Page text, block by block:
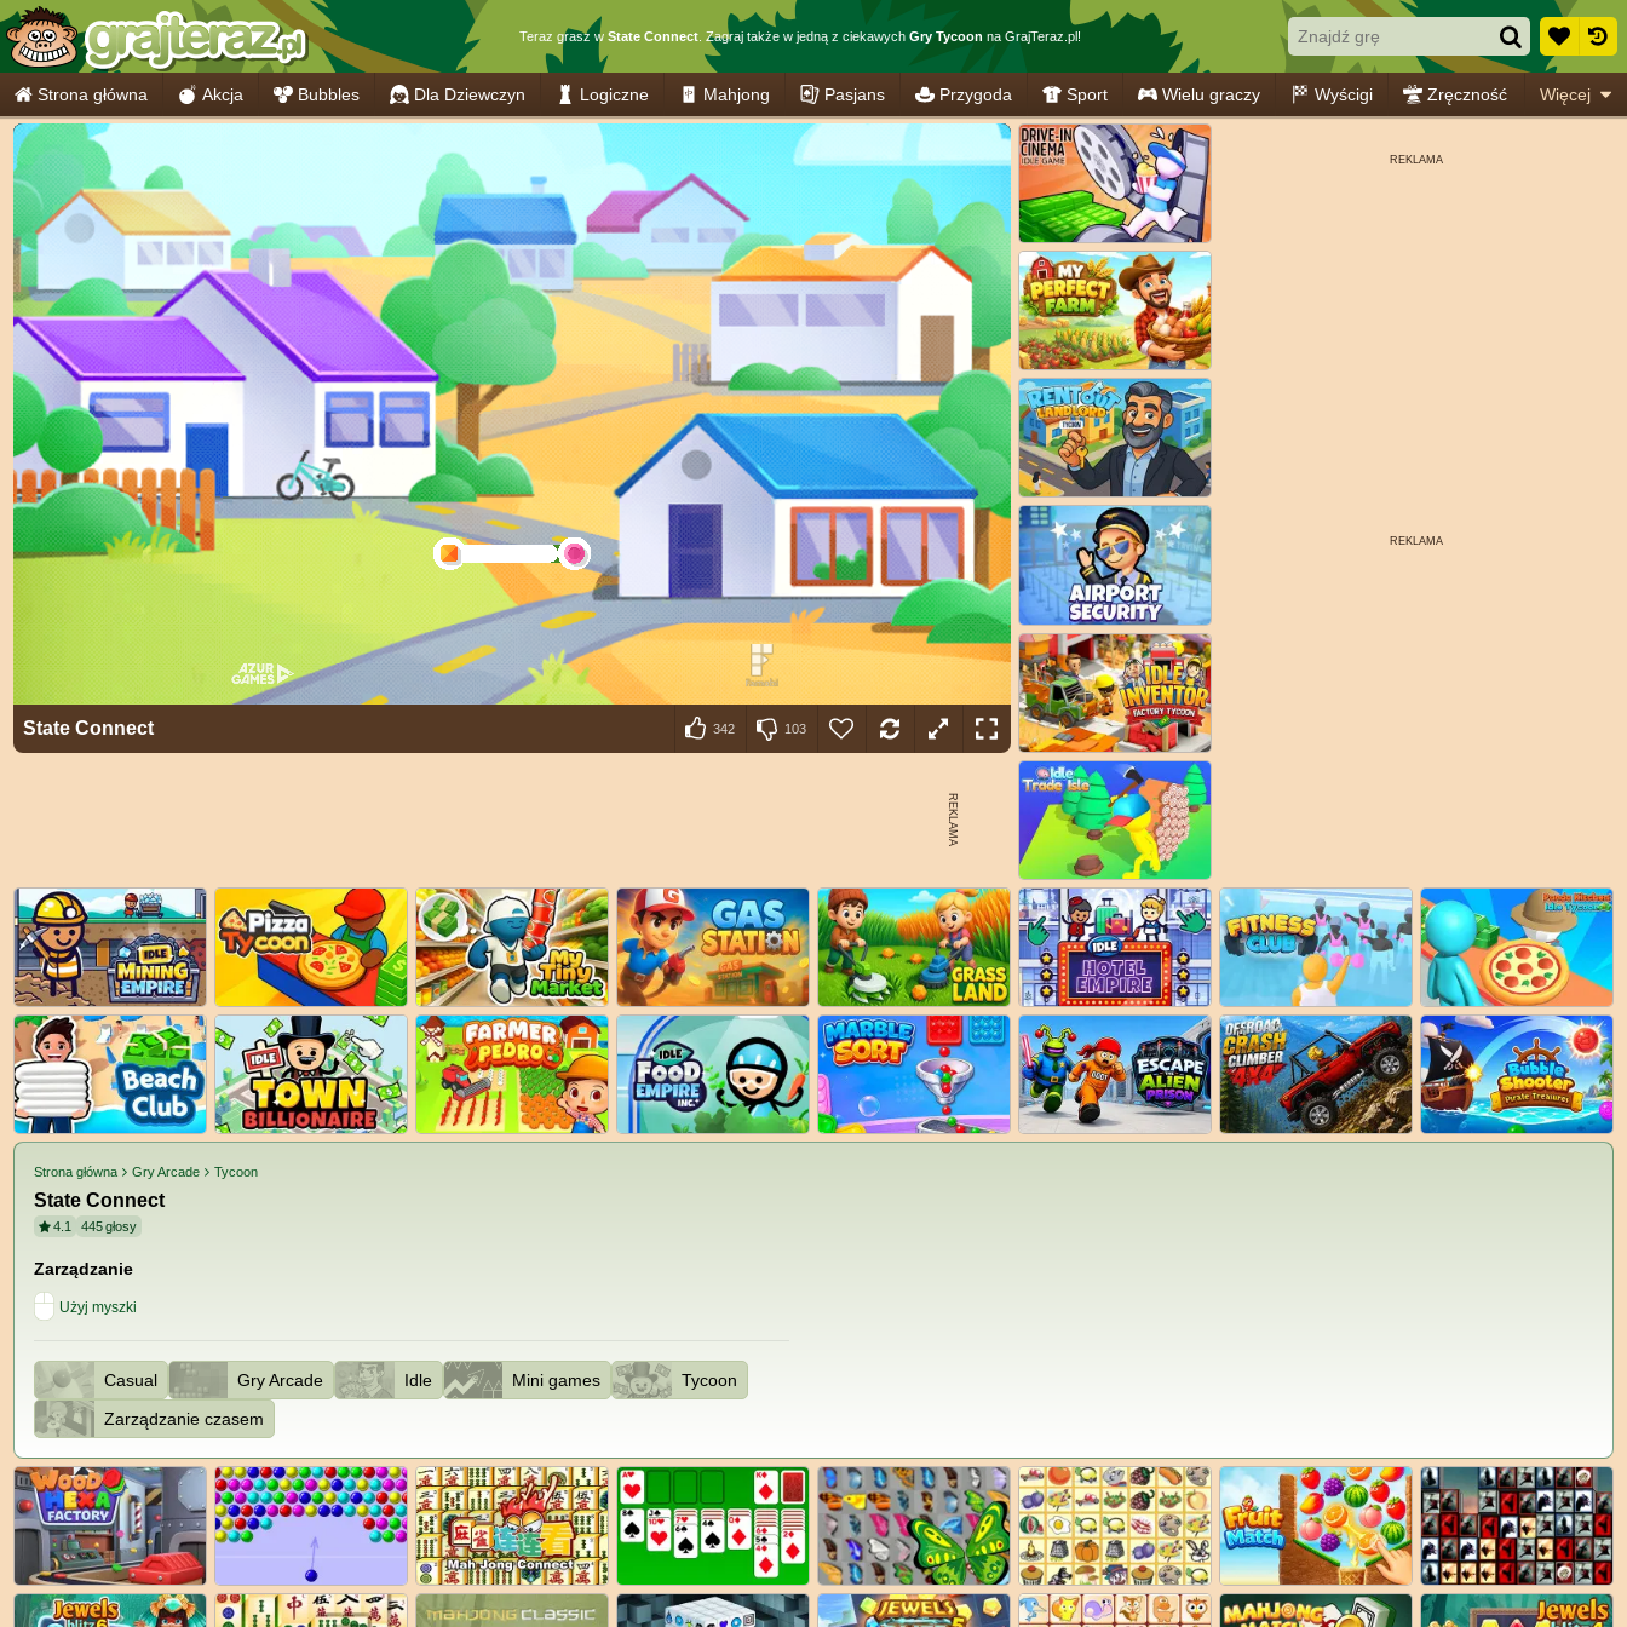
Teraz grasz w State Connect. Zagraj także w jedną z ciekawych Gry Tycoon na GrajTeraz.pl!
Strona główna Akcja Bubbles Dla Dziewczyn Logiczne Mahjong Pasjans Przygoda Sport Wielu graczy Wyścigi Zręczność Więcej
State Connect 342 103
Strona główna Gry Arcade Tycoon
State Connect
4.1 445głosy
Zarządzanie
Użyj myszki
Casual Gry Arcade Idle Mini games
Tycoon
Zarządzanie czasem